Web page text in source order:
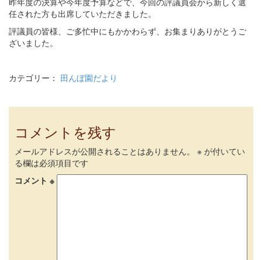
任された方も出席していただきました。
評議員の皆様、ご多忙中にもかかわらず、お集まりありがとうご
ざいました。
カテゴリー： 田んぼ園だより
コメントを残す
メールアドレスが公開されることはありません。 ※ が付いてい
る欄は必須項目です
コメント ※